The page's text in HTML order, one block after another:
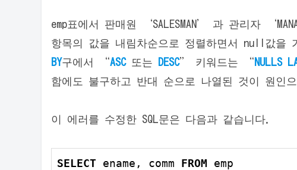
emp표에서 판매원 ‘SALESMAN’ 과 관리자
항목의 값을 내림차순으로 정렬하면서 null값을
BY구에서 “ASC 또는 DESC” 키워드는 “ NULLS
함에도 불구하고 반대 순으로 나열된 것이 원인
이 에러를 수정한 SQL문은 다음과 같습니다.
SELECT ename, comm FROM